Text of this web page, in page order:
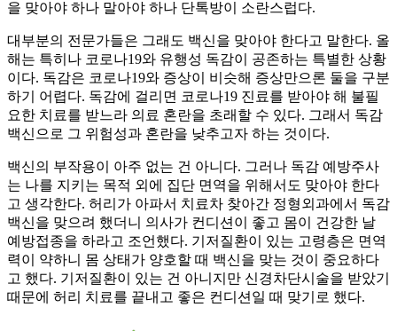
을 맞아야 하나 말아야 하나 단톡방이 소란스럽다.
대부분의 전문가들은 그래도 백신을 맞아야 한다고 말한다. 올
해는 특히나 코로나19와 유행성 독감이 공존하는 특별한 상황
이다. 독감은 코로나19와 증상이 비슷해 증상만으론 둘을 구분
하기 어렵다. 독감에 걸리면 코로나19 진료를 받아야 해 불필
요한 치료를 받느라 의료 혼란을 초래할 수 있다. 그래서 독감
백신으로 그 위험성과 혼란을 낮추고자 하는 것이다.
백신의 부작용이 아주 없는 건 아니다. 그러나 독감 예방주사
는 나를 지키는 목적 외에 집단 면역을 위해서도 맞아야 한다
고 생각한다. 허리가 아파서 치료차 찾아간 정형외과에서 독감
백신을 맞으려 했더니 의사가 컨디션이 좋고 몸이 건강한 날
예방접종을 하라고 조언했다. 기저질환이 있는 고령층은 면역
력이 약하니 몸 상태가 양호할 때 백신을 맞는 것이 중요하다
고 했다. 기저질환이 있는 건 아니지만 신경차단시술을 받았기
때문에 허리 치료를 끝내고 좋은 컨디션일 때 맞기로 했다.